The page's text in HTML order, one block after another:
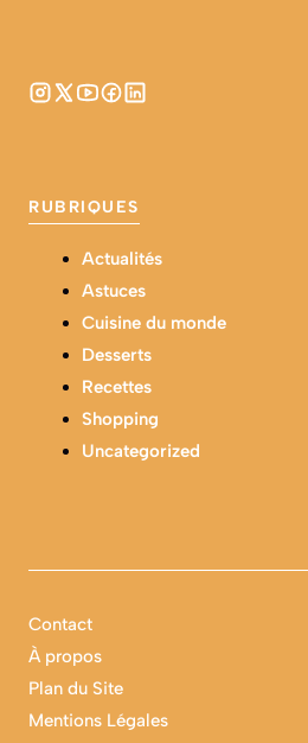
RUBRIQUES
Actualités
Astuces
Cuisine du monde
Desserts
Recettes
Shopping
Uncategorized
Contact
À propos
Plan du Site
Mentions Légales